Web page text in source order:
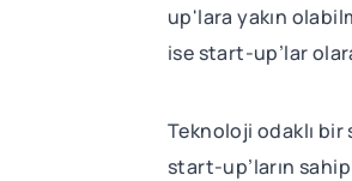
up'lara yakın
ise start-up’lar
Teknoloji odaklı
start-up’ların